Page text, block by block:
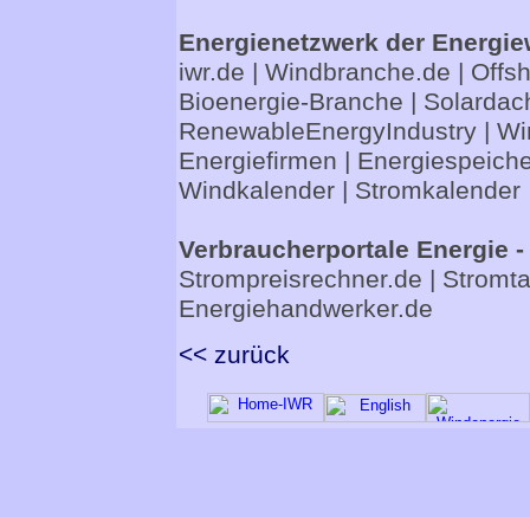
Energienetzwerk der
iwr.de | Windbranche.de |
Bioenergie-Branche |
RenewableEnergyIndustry|
Energiefirmen |
Windkalender| Stromkalender
Verbraucherportale Energie
Strompreisrechner.de |
Energiehandwerker.de
<< zurück